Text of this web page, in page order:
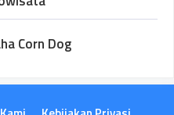
Corn Dog